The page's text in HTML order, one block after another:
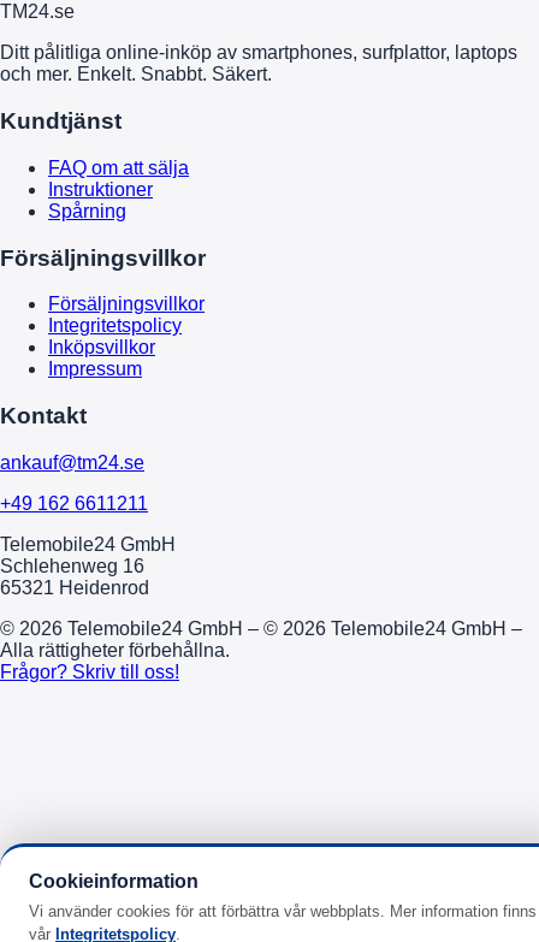
TM24.se
Ditt pålitliga online-inköp av smartphones, surfplattor, laptops
och mer. Enkelt. Snabbt. Säkert.
Kundtjänst
FAQ om att sälja
Instruktioner
Spårning
Försäljningsvillkor
Försäljningsvillkor
Integritetspolicy
Inköpsvillkor
Impressum
Kontakt
ankauf@tm24.se
+49 162 6611211
Telemobile24 GmbH
Schlehenweg 16
65321 Heidenrod
© 2026 Telemobile24 GmbH – © 2026 Telemobile24 GmbH –
Alla rättigheter förbehållna.
Frågor? Skriv till oss!
Cookieinformation
Vi använder cookies för att förbättra vår webbplats. Mer information
vår Integritetspolicy.